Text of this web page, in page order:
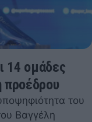
14 ομάδες
προέδρου
του
Βαγγέλη